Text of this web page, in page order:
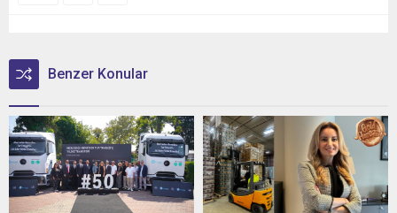
Benzer Konular